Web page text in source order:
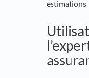
estimations